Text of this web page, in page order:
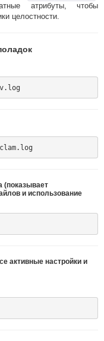
атрибуты, чтобы
целостности.
(показывает
и использование
активные настройки и